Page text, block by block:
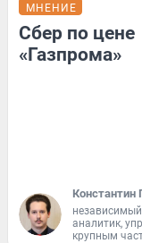
МНЕНИЕ
Сбер по цене
«Газпрома»
Константин
аналитик,
крупным